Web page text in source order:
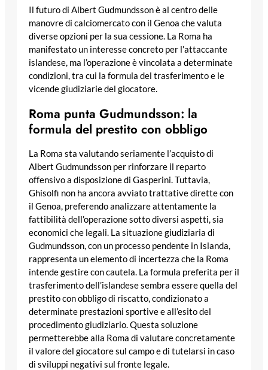
Il futuro di Albert Gudmundsson è al centro delle
manovre di calciomercato con il Genoa che valuta
diverse opzioni per la sua cessione. La Roma ha
manifestato un interesse concreto per l’attaccante
islandese, ma l’operazione è vincolata a determinate
condizioni, tra cui la formula del trasferimento e le
vicende giudiziarie del giocatore.
Roma punta Gudmundsson: la
formula del prestito con obbligo
La Roma sta valutando seriamente l’acquisto di
Albert Gudmundsson per rinforzare il reparto
offensivo a disposizione di Gasperini. Tuttavia,
Ghisolfi non ha ancora avviato trattative dirette con
il Genoa, preferendo analizzare attentamente la
fattibilità dell’operazione sotto diversi aspetti, sia
economici che legali. La situazione giudiziaria di
Gudmundsson, con un processo pendente in Islanda,
rappresenta un elemento di incertezza che la Roma
intende gestire con cautela. La formula preferita per il
trasferimento dell’islandese sembra essere quella del
prestito con obbligo di riscatto, condizionato a
determinate prestazioni sportive e all’esito del
procedimento giudiziario. Questa soluzione
permetterebbe alla Roma di valutare concretamente
il valore del giocatore sul campo e di tutelarsi in caso
di sviluppi negativi sul fronte legale.